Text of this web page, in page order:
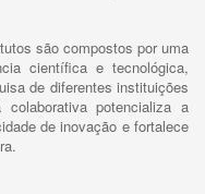
são compostos por uma
científica e tecnológica,
de diferentes instituições
potencializa a
de inovação e fortalece